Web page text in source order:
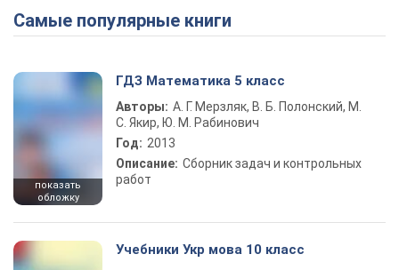
Самые популярные книги
показать
обложку
ГДЗ Математика 5 класс
Авторы: А. Г. Мерзляк, В. Б. Полонский, М.
С. Якир, Ю. М. Рабинович
Год: 2013
Описание: Сборник задач и контрольных
работ
Учебники Укр мова 10 класс